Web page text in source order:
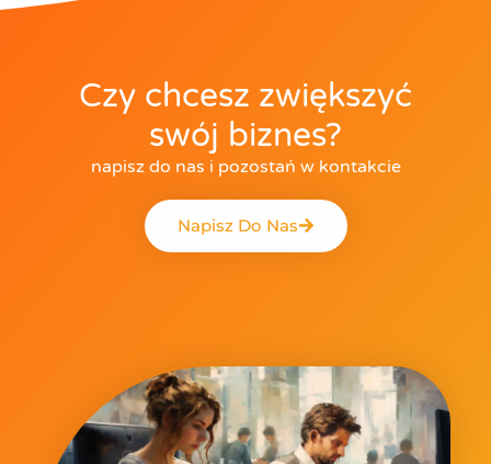
Czy chcesz zwiększyć
swój biznes?
napisz do nas i pozostań w kontakcie
Napisz Do Nas